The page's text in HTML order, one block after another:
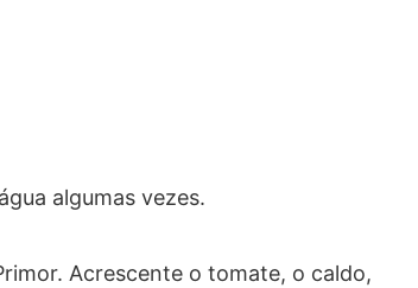
algumas vezes.
Acrescente o tomate, o caldo,